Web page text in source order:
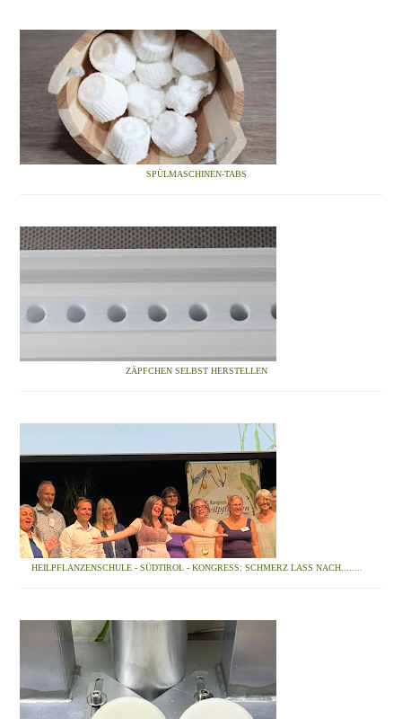
SPÜLMASCHINEN-TABS
ZÄPFCHEN SELBST HERSTELLEN
HEILPFLANZENSCHULE - SÜDTIROL - KONGRESS: SCHMERZ LASS NACH........